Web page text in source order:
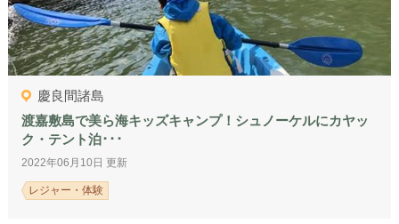
慶良間諸島
渡嘉敷島で美ら海キッズキャンプ！シュノーケルにカヤッ
ク・テント泊･･･
2022年06月10日 更新
レジャー・体験